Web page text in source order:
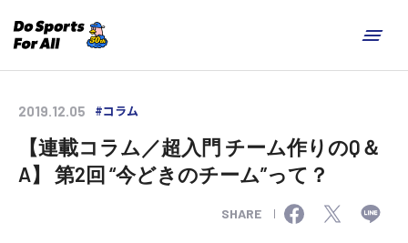
【連載コラム／超入門 チーム作りのQ＆
A】 第2回 “今どきのチーム”って？
2019.12.05 #コラム
SHARE